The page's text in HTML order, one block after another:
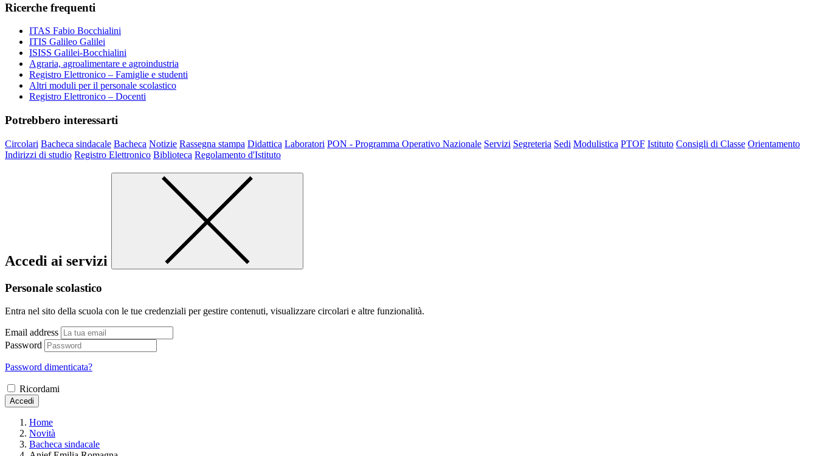
Ricerche frequenti
ITAS Fabio Bocchialini
ITIS Galileo Galilei
ISISS Galilei-Bocchialini
Agraria, agroalimentare e agroindustria
Registro Elettronico – Famiglie e studenti
Altri moduli per il personale scolastico
Registro Elettronico – Docenti
Potrebbero interessarti
Circolari Bacheca sindacale Bacheca Notizie Rassegna stampa Didattica Laboratori PON - Programma Operativo Nazionale Servizi Segreteria Sedi Modulistica PTOF Istituto Consigli di Classe Orientamento
Indirizzi di studio Registro Elettronico Biblioteca Regolamento d'Istituto
Accedi ai servizi
Personale scolastico
Entra nel sito della scuola con le tue credenziali per gestire contenuti, visualizzare circolari e altre funzionalità.
Email address
Password
Password dimenticata?
Ricordami
Accedi
Home
Novità
Bacheca sindacale